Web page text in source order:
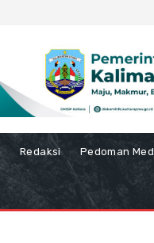
Redaksi Pedoman